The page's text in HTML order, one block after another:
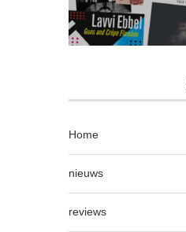
Home
nieuws
reviews